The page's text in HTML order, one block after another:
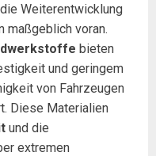
Weiterentwicklung
maßgeblich voran.
bieten
und geringem
von Fahrzeugen
Diese Materialien
und die
extremen